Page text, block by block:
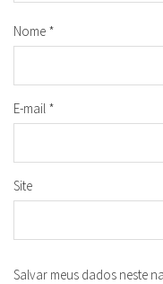
Nome *
E-mail *
Site
Salvar meus dados neste